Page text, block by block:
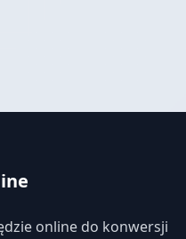
online do konwersji